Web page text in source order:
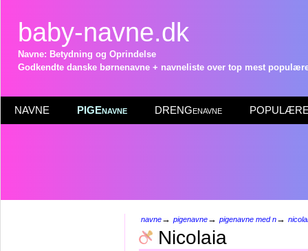
baby-navne.dk
Navne: Betydning og Oprindelse
Godkendte danske børnenavne + navneliste over top mest
NAVNE PIGEnavne DRENGenavne POPULÆRE
navne→ pigenavne→ pigenavne med n→
Nicolaia